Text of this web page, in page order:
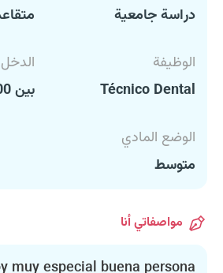
دراسة جامعية
الوظيفة
Técnico Dental
بين 2500 و 3500 دولار
الوضع المادي
متوسط
مواصفاتي أنا
muy especial buena persona